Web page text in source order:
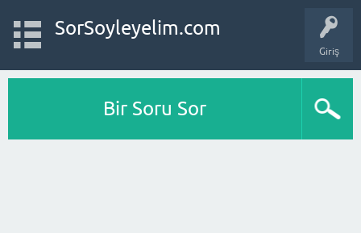
Giriş
SorSoyleyelim.com
Bir Soru Sor